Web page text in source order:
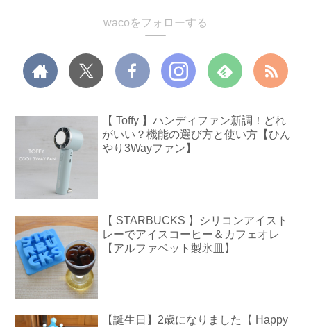
wacoをフォローする
【 Toffy 】ハンディファン新調！どれ
がいい？機能の選び方と使い方【ひん
やり3Wayファン】
【 STARBUCKS 】シリコンアイスト
レーでアイスコーヒー＆カフェオレ
【アルファベット製氷皿】
【誕生日】2歳になりました【 Happy